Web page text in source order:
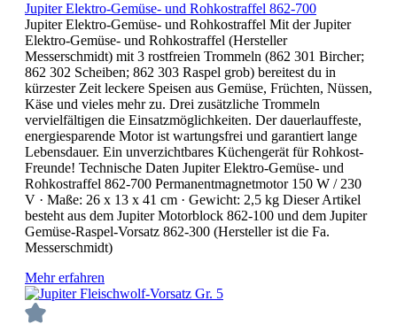
Jupiter Elektro-Gemüse- und Rohkostraffel 862-700
Jupiter Elektro-Gemüse- und Rohkostraffel Mit der Jupiter
Elektro-Gemüse- und Rohkostraffel (Hersteller
Messerschmidt) mit 3 rostfreien Trommeln (862 301 Bircher;
862 302 Scheiben; 862 303 Raspel grob) bereitest du in
kürzester Zeit leckere Speisen aus Gemüse, Früchten, Nüssen,
Käse und vieles mehr zu. Drei zusätzliche Trommeln
vervielfältigen die Einsatzmöglichkeiten. Der dauerlauffeste,
energiesparende Motor ist wartungsfrei und garantiert lange
Lebensdauer. Ein unverzichtbares Küchengerät für Rohkost-
Freunde! Technische Daten Jupiter Elektro-Gemüse- und
Rohkostraffel 862-700 Permanentmagnetmotor 150 W / 230
V · Maße: 26 x 13 x 41 cm · Gewicht: 2,5 kg Dieser Artikel
besteht aus dem Jupiter Motorblock 862-100 und dem Jupiter
Gemüse-Raspel-Vorsatz 862-300 (Hersteller ist die Fa.
Messerschmidt)
Mehr erfahren